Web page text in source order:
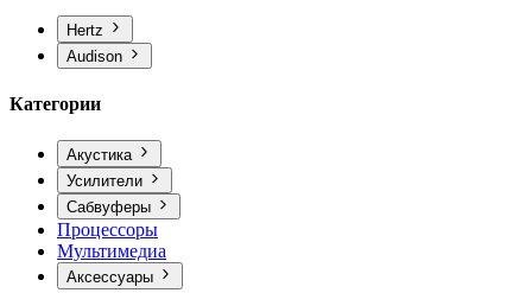
Hertz
Audison
Категории
Акустика
Усилители
Сабвуферы
Процессоры
Мультимедиа
Аксессуары